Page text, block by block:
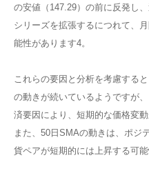
の安値（147.29）の前に反発し
シリーズを拡張するにつれて、
能性があります​4​。
これらの要因と分析を考慮する
の動きが続いているようですが
済要因により、短期的な価格変
また、50日SMAの動きは、ポジ
貨ペアが短期的には上昇する可